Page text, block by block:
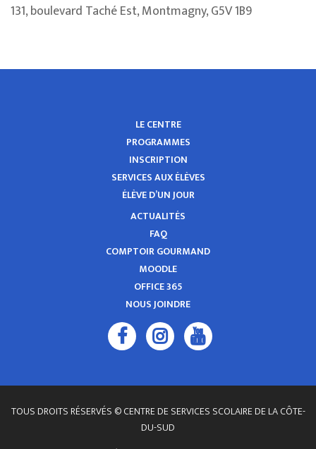
131, boulevard Taché Est, Montmagny, G5V 1B9
LE CENTRE
PROGRAMMES
INSCRIPTION
SERVICES AUX ÉLÈVES
ÉLÈVE D’UN JOUR
ACTUALITÉS
FAQ
COMPTOIR GOURMAND
MOODLE
OFFICE 365
NOUS JOINDRE
TOUS DROITS RÉSERVÉS © CENTRE DE SERVICES SCOLAIRE DE LA CÔTE-
DU-SUD